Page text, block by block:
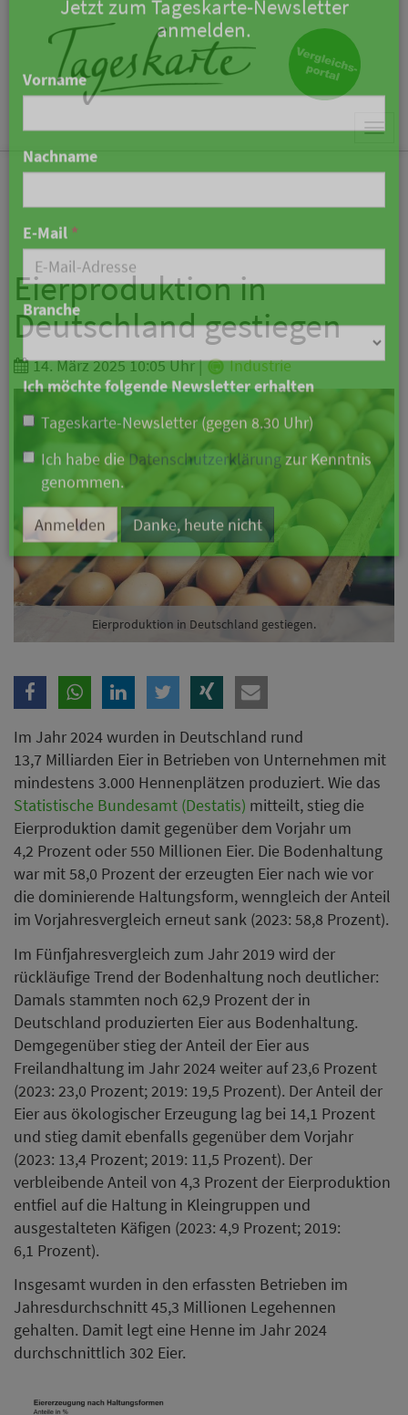
Eierproduktion in
Deutschland gestiegen
14. März 2025 10:05 Uhr| Industrie
Eierproduktion in Deutschland gestiegen.
Im Jahr 2024 wurden in Deutschland rund
13,7 Milliarden Eier in Betrieben von Unternehmen mit
mindestens 3.000 Hennenplätzen produziert. Wie das
Statistische Bundesamt (Destatis) mitteilt, stieg die
Eierproduktion damit gegenüber dem Vorjahr um
4,2 Prozent oder 550 Millionen Eier. Die Bodenhaltung
war mit 58,0 Prozent der erzeugten Eier nach wie vor
die dominierende Haltungsform, wenngleich der Anteil
im Vorjahresvergleich erneut sank (2023: 58,8 Prozent).
Im Fünfjahresvergleich zum Jahr 2019 wird der
rückläufige Trend der Bodenhaltung noch deutlicher:
Damals stammten noch 62,9 Prozent der in
Deutschland produzierten Eier aus Bodenhaltung.
Demgegenüber stieg der Anteil der Eier aus
Freilandhaltung im Jahr 2024 weiter auf 23,6 Prozent
(2023: 23,0 Prozent; 2019: 19,5 Prozent). Der Anteil der
Eier aus ökologischer Erzeugung lag bei 14,1 Prozent
und stieg damit ebenfalls gegenüber dem Vorjahr
(2023: 13,4 Prozent; 2019: 11,5 Prozent). Der
verbleibende Anteil von 4,3 Prozent der Eierproduktion
entfiel auf die Haltung in Kleingruppen und
ausgestalteten Käfigen (2023: 4,9 Prozent; 2019:
6,1 Prozent).
Insgesamt wurden in den erfassten Betrieben im
Jahresdurchschnitt 45,3 Millionen Legehennen
gehalten. Damit legt eine Henne im Jahr 2024
durchschnittlich 302 Eier.
Keine Nachricht mehr
verpassen!
anmelden.
Nachname
E-Mail *
Branche
Ich möchte folgende Newsletter erhalten
Tageskarte-Newsletter (gegen 8.30 Uhr)
Ich habe die Datenschutzerklärung
zur Kenntnis
genommen.
Anmelden Danke, heute nicht